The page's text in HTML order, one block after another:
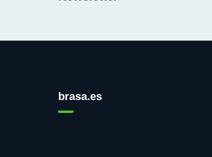
brasa.es